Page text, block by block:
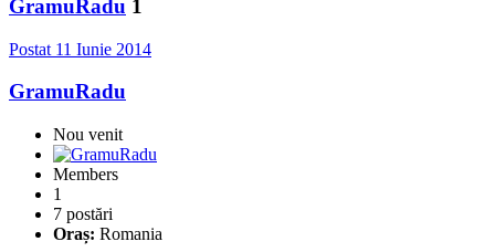
GramuRadu 1
Postat 11 Iunie 2014
GramuRadu
Nou venit
Members
1
7 postări
Oraș: Romania